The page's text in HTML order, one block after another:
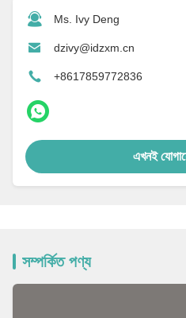
Ms. Ivy Deng
dzivy@idzxm.cn
+8617859772836
এখনই
সম্পর্কিত পণ্য